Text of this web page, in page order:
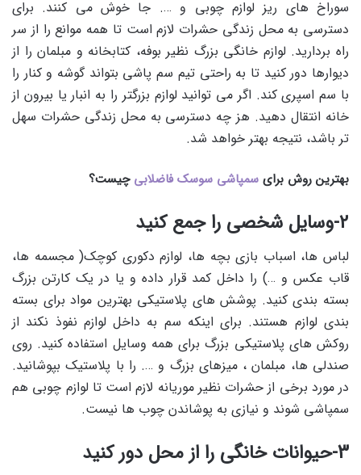
سوراخ های ریز لوازم چوبی و …. جا خوش می کنند. برای
دسترسی به محل زندگی حشرات لازم است تا همه موانع را از سر
راه بردارید. لوازم خانگی بزرگ نظیر بوفه، کتابخانه و مبلمان را از
دیوارها دور کنید تا به راحتی تیم سم پاشی بتواند گوشه و کنار را
با سم اسپری کند. اگر می توانید لوازم بزرگتر را به انبار یا بیرون از
خانه انتقال دهید. هز چه دسترسی به محل زندگی حشرات سهل
تر باشد، نتیجه بهتر خواهد شد.
بهترین روش برای سمپاشی سوسک فاضلابی چیست؟
2-وسایل شخصی را جمع کنید
لباس ها، اسباب بازی بچه ها، لوازم دکوری کوچک( مجسمه ها،
قاب عکس و …) را داخل کمد قرار داده و یا در یک کارتن بزرگ
بسته بندی کنید. پوشش های پلاستیکی بهترین مواد برای بسته
بندی لوازم هستند. برای اینکه سم به داخل لوازم نفوذ نکند از
روکش های پلاستیکی بزرگ برای همه وسایل استفاده کنید. روی
صندلی ها، مبلمان ، میزهای بزرگ و …. را با پلاستیک بپوشانید.
در مورد برخی از حشرات نظیر موریانه لازم است تا لوازم چوبی هم
سمپاشی شوند و نیازی به پوشاندن چوب ها نیست.
3-حیوانات خانگی را از محل دور کنید